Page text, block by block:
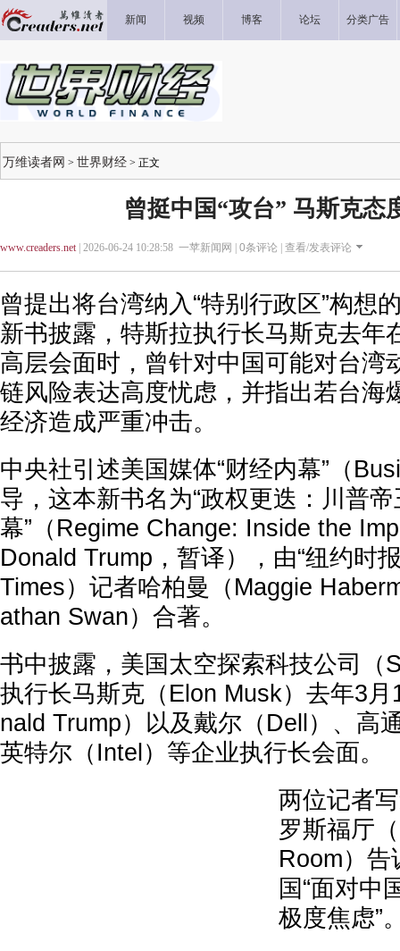
新闻 视频 博客 论坛 分类广告
万维读者网 > 世界财经 > 正文
曾挺中国“攻台” 马斯克态
www.creaders.net| 2026-06-24 10:28:58 一苹新闻网 | 0条评论 | 查看/发表评论
曾提出将台湾纳入“特别行政区”构想
新书披露，特斯拉执行长马斯克去年
高层会面时，曾针对中国可能对台湾
链风险表达高度忧虑，并指出若台海
经济造成严重冲击。
中央社引述美国媒体“财经内幕”（
导，这本新书名为“政权更迭：川普
幕”（Regime Change: Inside the
Donald Trump，暂译），由“纽约时
Times）记者哈柏曼（Maggie
athan Swan）合著。
书中披露，美国太空探索科技公司（
执行长马斯克（Elon Musk）去年3
nald Trump）以及戴尔（Dell）、高
英特尔（Intel）等企业执行长会面。
两位记者
罗斯福厅
Room）告
国“面对中
极度焦虑”